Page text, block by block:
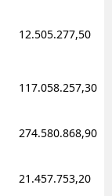
12.505.277,50
117.058.257,30
274.580.868,90
21.457.753,20